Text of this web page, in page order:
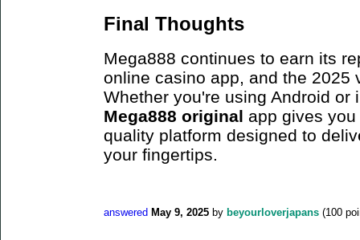
Final Thoughts
Mega888 continues to earn its
online casino app, and the 2025
Whether you're using Android or
Mega888 original app gives
quality platform designed to
your fingertips.
answered May 9, 2025 by beyourloverjapans (100